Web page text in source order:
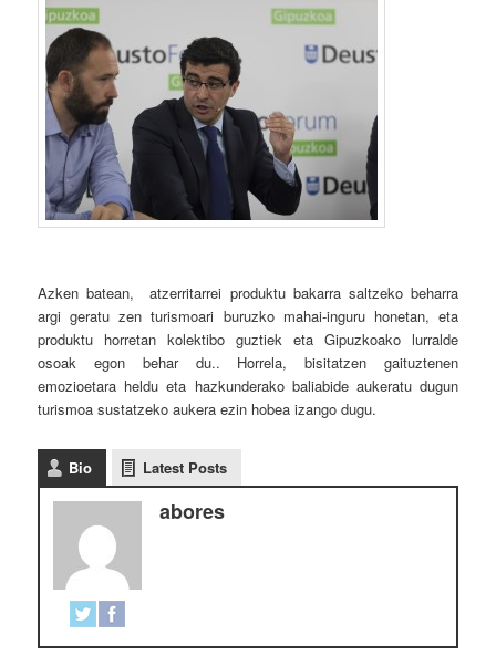
Azken batean, atzerritarrei produktu bakarra saltzeko beharra
argi geratu zen turismoari buruzko mahai-inguru honetan, eta
produktu horretan kolektibo guztiek eta Gipuzkoako lurralde
osoak egon behar du.. Horrela, bisitatzen gaituztenen
emozioetara heldu eta hazkunderako baliabide aukeratu dugun
turismoa sustatzeko aukera ezin hobea izango dugu.
Bio Latest Posts
abores